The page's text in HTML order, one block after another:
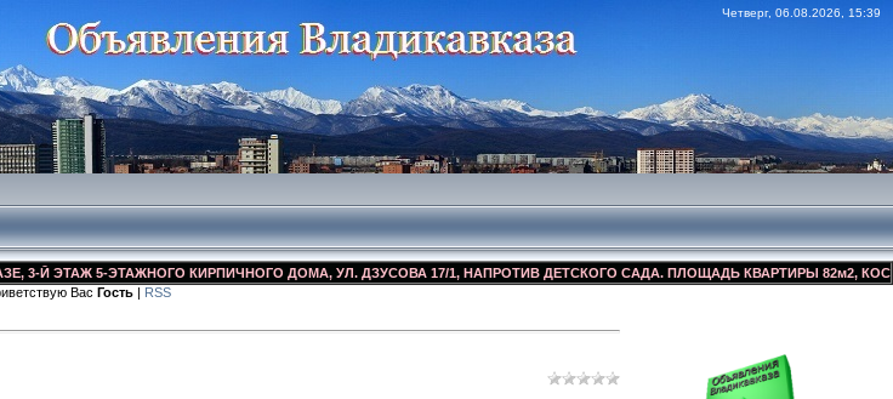
Четверг, 06.08.2026, 15:39
ЭТАЖ 5-ЭТАЖНОГО КИРПИЧНОГО ДОМА, УЛ. ДЗУСОВА 17/1, НАПРОТИВ ДЕТСКОГО САДА. ПЛОЩАДЬ КВАРТИРЫ 82м2,
Вас Гость | RSS